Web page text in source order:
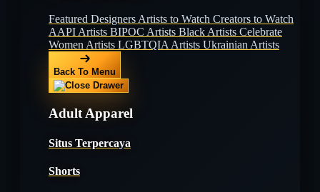
Featured Designers Artists to Watch Creators to Watch
AAPI Artists BIPOC Artists Black Artists Celebrate
Women Artists LGBTQIA Artists Ukrainian Artists
Back To Menu
Adult Apparel
Situs Terpercaya
Shorts